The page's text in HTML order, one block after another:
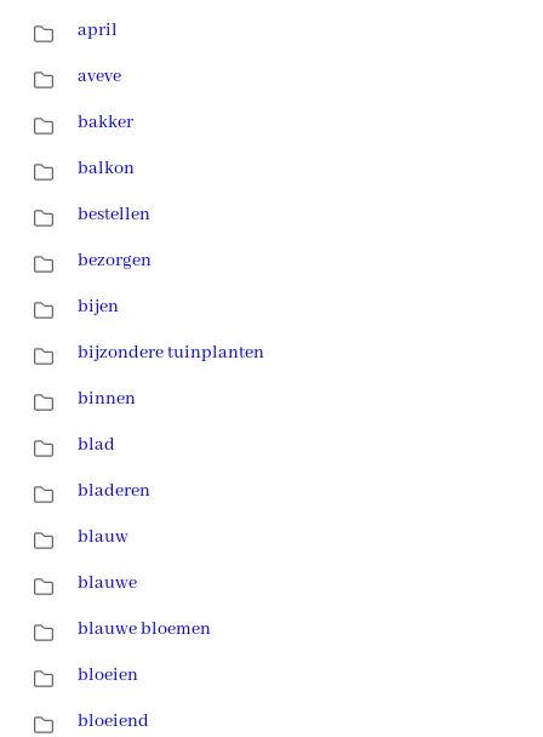
april
aveve
bakker
balkon
bestellen
bezorgen
bijen
bijzondere tuinplanten
binnen
blad
bladeren
blauw
blauwe
blauwe bloemen
bloeien
bloeiend